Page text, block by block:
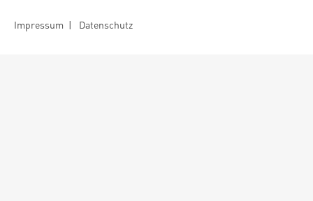
Impressum | Datenschutz